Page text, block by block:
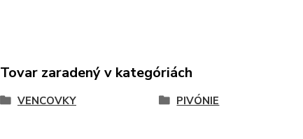
Tovar zaradený v kategóriách
VENCOVKY PIVÓNIE